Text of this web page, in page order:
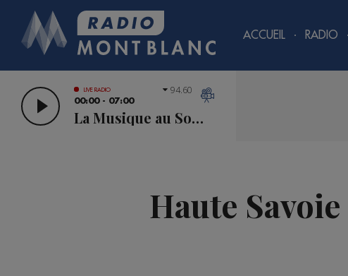
ACCUEIL RADIO
LIVE RADIO
00:00 - 07:00
La Musique au Sommet
94.60
Haute